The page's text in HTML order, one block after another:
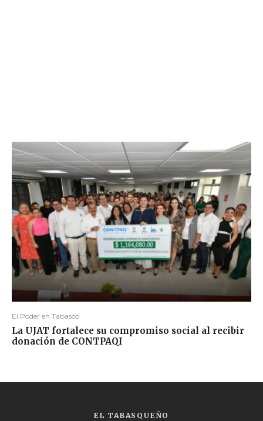
El Poder en Tabasco
La UJAT fortalece su compromiso social al recibir
donación de CONTPAQI
EL TABASQUEÑO